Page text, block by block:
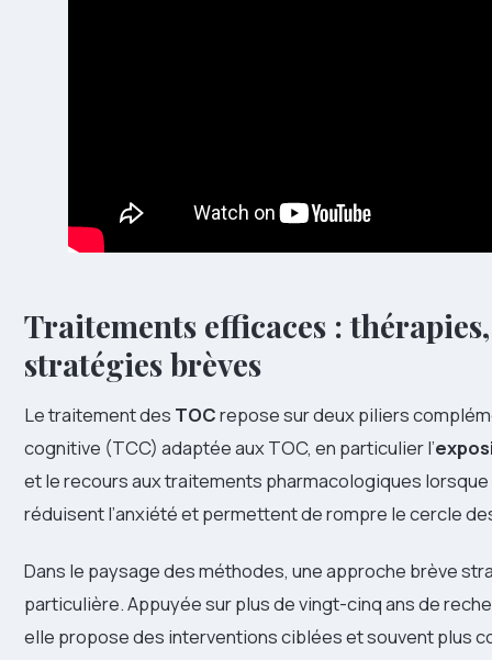
Traitements efficaces :
stratégies brèves
Le traitement des TOCrepose sur deux piliers
cognitive (TCC) adaptée aux TOC, en particulier l’
et le recours aux traitements pharmacologiques
réduisent l’anxiété et permettent de rompre le cercle
Dans le paysage des méthodes, une approche brève
particulière. Appuyée sur plus de vingt-cinq ans de
elle propose des interventions ciblées et souvent plus